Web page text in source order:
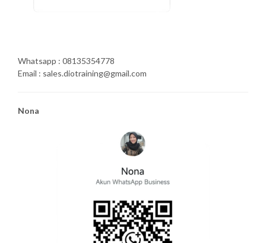
Whatsapp : 08135354778
Email : sales.diotraining@gmail.com
Nona